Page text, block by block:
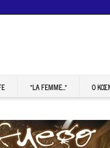
“LA FEMME…” Ο